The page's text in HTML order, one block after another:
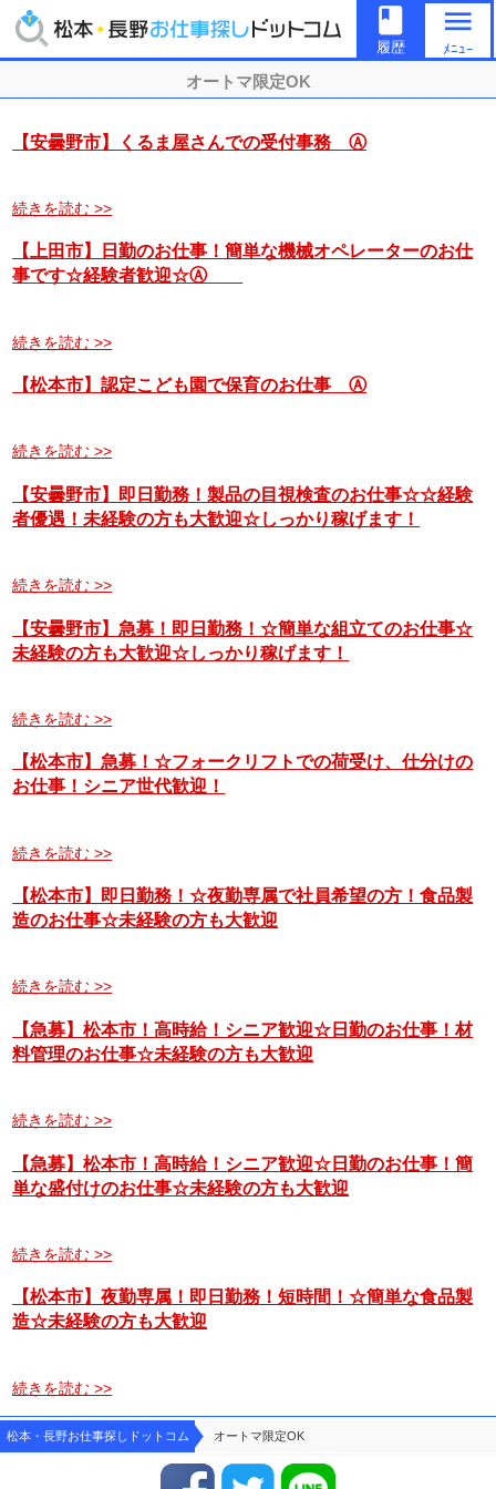
book
履歴
menu
ﾒﾆｭｰ
オートマ限定OK
【安曇野市】くるま屋さんでの受付事務 Ⓐ
続きを読む >>
【上田市】日勤のお仕事！簡単な機械オペレーターのお仕
事です☆経験者歓迎☆Ⓐ
続きを読む >>
【松本市】認定こども園で保育のお仕事 Ⓐ
続きを読む >>
【安曇野市】即日勤務！製品の目視検査のお仕事☆☆経験
者優遇！未経験の方も大歓迎☆しっかり稼げます！
続きを読む >>
【安曇野市】急募！即日勤務！☆簡単な組立てのお仕事☆
未経験の方も大歓迎☆しっかり稼げます！
続きを読む >>
【松本市】急募！☆フォークリフトでの荷受け、仕分けの
お仕事！シニア世代歓迎！
続きを読む >>
【松本市】即日勤務！☆夜勤専属で社員希望の方！食品製
造のお仕事☆未経験の方も大歓迎
続きを読む >>
【急募】松本市！高時給！シニア歓迎☆日勤のお仕事！材
料管理のお仕事☆未経験の方も大歓迎
続きを読む >>
【急募】松本市！高時給！シニア歓迎☆日勤のお仕事！簡
単な盛付けのお仕事☆未経験の方も大歓迎
続きを読む >>
【松本市】夜勤専属！即日勤務！短時間！☆簡単な食品製
造☆未経験の方も大歓迎
続きを読む >>
松本・長野お仕事探しドットコム オートマ限定OK